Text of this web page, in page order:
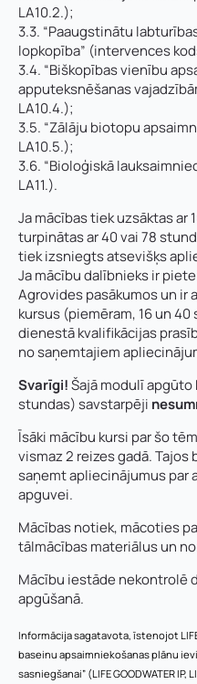
LA10.2.);
3.3. “Paaugstinātu
lopkopība” (intervences
3.4. “Biškopības vienību
apputeksnēšanas
LA10.4.);
3.5. “Zālāju biotopu
LA10.5.);
3.6. “Bioloģiskā
LA11.).
Ja mācības tiek uzsāktas ar
turpinātas ar 40 vai 78
tiek izsniegts atsevišķs
Ja mācību dalībnieks ir
Agrovides pasākumos un ir
kursus (piemēram, 16 un
dienestā kvalifikācijas
no saņemtajiem
Svarīgi!Šajā modulī apgūto
stundas) savstarpēji
Īsāki mācību kursi par šo
vismaz 2 reizes gadā.
saņemt apliecinājumus par
apguvei.
Mācības notiek, mācoties
tālmācības materiālus un
Mācību iestāde nekontrolē
apgūšanā.
Informācija sagatavota, īstenojot
baseinu apsaimniekošanas plānu
sasniegšanai” (LIFE GOODWATER
Pievieno savu CV un
Jūs varat
r
d
s
P
i
e
z
ī
m
e
s
Piezīmes